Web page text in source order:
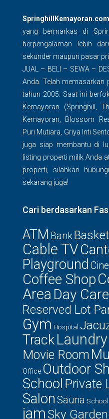
SpringhillKemayoran.com
yang bermarkas di
berpengalaman lebih
sekunder maupun pasar
JUAL – BELI – SEWA –
Anda. Telah memasarkan
tahun 2005. Saat ini
Kemayoran (Springhill,
Kemayoran, Blossom
Puri Mutiara, Griya Inti
juga siap membantu di
listing properti milik Anda
properti, silahkan
sekarang juga!
Cari berdasarkan
ATM Bank
Cable TV
Playground
Coffee Shop
Area Day Care
Reserved Lot
Gym Hospital
TrackLaundry
Movie Room
Office Outdoor
School Private
Salon Sauna School
jamSky Garden